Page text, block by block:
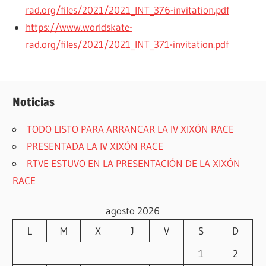
rad.org/files/2021/2021_INT_376-invitation.pdf
https://www.worldskate-
rad.org/files/2021/2021_INT_371-invitation.pdf
Noticias
TODO LISTO PARA ARRANCAR LA IV XIXÓN RACE
PRESENTADA LA IV XIXÓN RACE
RTVE ESTUVO EN LA PRESENTACIÓN DE LA XIXÓN
RACE
agosto 2026
L
M X J V S
D
1
2